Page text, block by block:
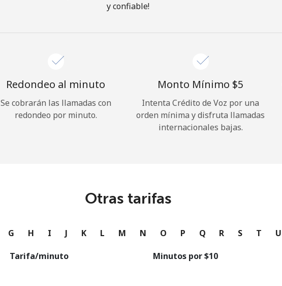
¿Olvidaste tu contraseña? →
y confiable!
Redondeo al minuto
Se cobrarán las llamadas con
redondeo por minuto.
Monto Mínimo ⁦$5⁩
Intenta Crédito de Voz por una
orden mínima y disfruta llamadas
internacionales bajas.
Otras tarifas
G H I J K L M N O P Q R S T U
Tarifa/minuto Minutos por ⁦$10⁩